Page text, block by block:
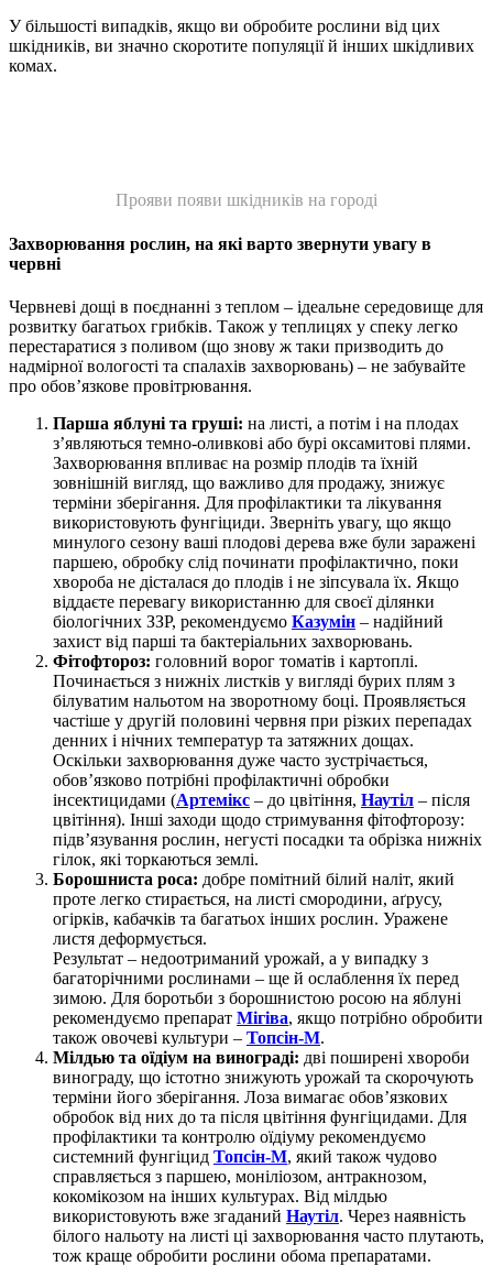
У більшості випадків, якщо ви обробите рослини від цих
шкідників, ви значно скоротите популяції й інших шкідливих
комах.
Прояви появи шкідників на городі
Захворювання рослин, на які варто звернути увагу в
червні
Червневі дощі в поєднанні з теплом – ідеальне середовище для
розвитку багатьох грибків. Також у теплицях у спеку легко
перестаратися з поливом (що знову ж таки призводить до
надмірної вологості та спалахів захворювань) – не забувайте
про обов’язкове провітрювання.
Парша яблуні та груші: на листі, а потім і на плодах
з’являються темно-оливкові або бурі оксамитові плями.
Захворювання впливає на розмір плодів та їхній
зовнішній вигляд, що важливо для продажу, знижує
терміни зберігання. Для профілактики та лікування
використовують фунгіциди. Зверніть увагу, що якщо
минулого сезону ваші плодові дерева вже були заражені
паршею, обробку слід починати профілактично, поки
хвороба не дісталася до плодів і не зіпсувала їх. Якщо
віддаєте перевагу використанню для своєї ділянки
біологічних ЗЗР, рекомендуємо Казумін – надійний
захист від парші та бактеріальних захворювань.
Фітофтороз: головний ворог томатів і картоплі.
Починається з нижніх листків у вигляді бурих плям з
білуватим нальотом на зворотному боці. Проявляється
частіше у другій половині червня при різких перепадах
денних і нічних температур та затяжних дощах.
Оскільки захворювання дуже часто зустрічається,
обов’язково потрібні профілактичні обробки
інсектицидами (Артемікс – до цвітіння, Наутіл – після
цвітіння). Інші заходи щодо стримування фітофторозу:
підв’язування рослин, негусті посадки та обрізка нижніх
гілок, які торкаються землі.
Борошниста роса: добре помітний білий наліт, який
проте легко стирається, на листі смородини, аґрусу,
огірків, кабачків та багатьох інших рослин. Уражене
листя деформується.
Результат – недоотриманий урожай, а у випадку з
багаторічними рослинами – ще й ослаблення їх перед
зимою. Для боротьби з борошнистою росою на яблуні
рекомендуємо препарат Мігіва, якщо потрібно обробити
також овочеві культури – Топсін-М.
Мілдью та оїдіум на винограді: дві поширені хвороби
винограду, що істотно знижують урожай та скорочують
терміни його зберігання. Лоза вимагає обов’язкових
обробок від них до та після цвітіння фунгіцидами. Для
профілактики та контролю оїдіуму рекомендуємо
системний фунгіцид Топсін-М, який також чудово
справляється з паршею, моніліозом, антракнозом,
кокомікозом на інших культурах. Від мілдью
використовують вже згаданий Наутіл. Через наявність
білого нальоту на листі ці захворювання часто плутають,
тож краще обробити рослини обома препаратами.